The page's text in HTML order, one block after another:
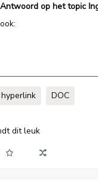
Antwoord op het topic
hyperlink DOC
dit leuk